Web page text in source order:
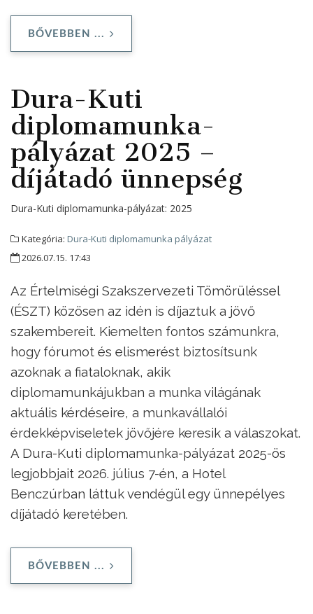
BŐVEBBEN ...
Dura-Kuti
diplomamunka-
pályázat 2025 –
díjátadó ünnepség
Dura-Kuti diplomamunka-pályázat: 2025
Kategória: Dura-Kuti diplomamunka pályázat
2026.07.15. 17:43
Az Értelmiségi Szakszervezeti Tömörüléssel
(ÉSZT) közösen az idén is díjaztuk a jövő
szakembereit. Kiemelten fontos számunkra,
hogy fórumot és elismerést biztosítsunk
azoknak a fiataloknak, akik
diplomamunkájukban a munka világának
aktuális kérdéseire, a munkavállalói
érdekképviseletek jövőjére keresik a válaszokat.
A Dura-Kuti diplomamunka-pályázat 2025-ös
legjobbjait 2026. július 7-én, a Hotel
Benczúrban láttuk vendégül egy ünnepélyes
díjátadó keretében.
BŐVEBBEN ...